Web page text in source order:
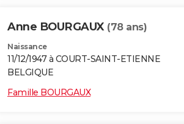
Anne BOURGAUX (78 ans)
Naissance
11/12/1947 à COURT-SAINT-ETIENNE
BELGIQUE
Famille BOURGAUX